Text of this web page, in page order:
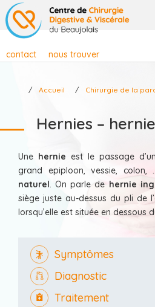
contact nous trouver
Accueil Chirurgie de la
Hernies –
Une hernie est le passage
grand epiploon, vessie,
naturel. On parle de hernie
siège juste au-dessus du pli de
lorsqu’elle est située en dessous
Symptômes
Diagnostic
Traitement